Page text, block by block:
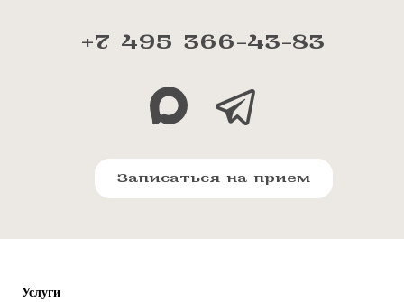
+7 495 366-43-83
Записаться на прием
Услуги